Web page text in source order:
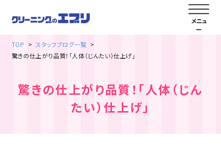
TOP
スタッフブログ一覧
驚きの仕上がり品質！「人体（じんたい）仕上げ」
驚きの仕上がり品質！「人体（じん
たい）仕上げ」